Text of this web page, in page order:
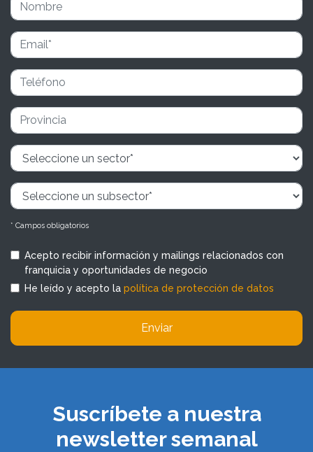
* Campos obligatorios
Acepto recibir información y mailings relacionados con
franquicia y oportunidades de negocio
He leído y acepto la política de protección de datos
Enviar
Suscríbete a nuestra
newsletter semanal